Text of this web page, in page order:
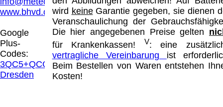
www.bhvd.de
Google
Plus-
Codes:
3QC5+QCG
Dresden
wird keineGarantie gegeben, sie dienen
Veranschaulichung der
Die hier angegebenen Preise gelten
für Krankenkassen!
V: eine
vertragliche Vereinbarung ist
Beim Bestellen von Waren entstehen
Kosten!
Dieses kann nur dadurch verhindert werden,
dass man sich ausdrücklich von diesen
Inhalten distanziert. Hiermit distanzieren wir
uns ausdrücklich von allen Inhalten, aller
gelinkten Seiten auf unserer Homepage und
machen uns diese Inhalte nicht zu eigen.
Diese Erklärung gilt für alle auf unserer
Homepage angebrachten Links.